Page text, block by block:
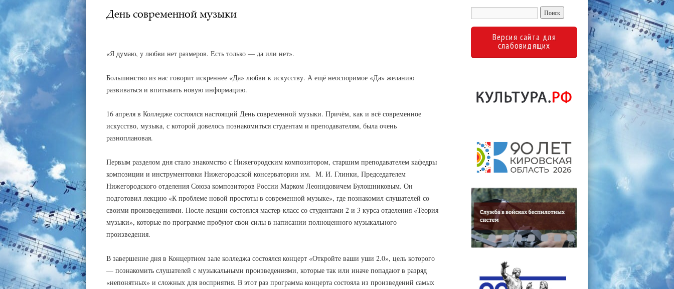
День современной музыки
«Я думаю, у любви нет размеров. Есть только — да или нет».
Большинство из нас говорит искреннее «Да» любви к искусству. А ещё неоспоримое «Да» желанию
развиваться и впитывать новую информацию.
16 апреля в Колледже состоялся настоящий День современной музыки. Причём, как и всё современное
искусство, музыка, с которой довелось познакомиться студентам и преподавателям, была очень
разноплановая.
Первым разделом дня стало знакомство с Нижегородским композитором, старшим преподавателем кафедры
композиции и инструментовки Нижегородской консерватории им. М. И. Глинки, Председателем
Нижегородского отделения Союза композиторов России Марком Леонидовичем Булошниковым. Он
подготовил лекцию «К проблеме новой простоты в современной музыке», где познакомил слушателей со
своими произведениями. После лекции состоялся мастер-класс со студентами 2 и 3 курса отделения «Теория
музыки», которые по программе пробуют свои силы в написании полноценного музыкального
произведения.
В завершение дня в Концертном зале колледжа состоялся концерт «Откройте ваши уши 2.0», цель которого
— познакомить слушателей с музыкальными произведениями, которые так или иначе попадают в разряд
«непонятных» и сложных для восприятия. В этот раз программа концерта состояла из произведений самых
Версия сайта для
слабовидящих